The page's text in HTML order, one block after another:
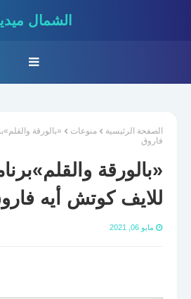
الشمال
الصفحة الرئيسية منوعات
«بالورقة
فاروق
«بالورقة
للايف كوتش أيه
مايو 06, 2021